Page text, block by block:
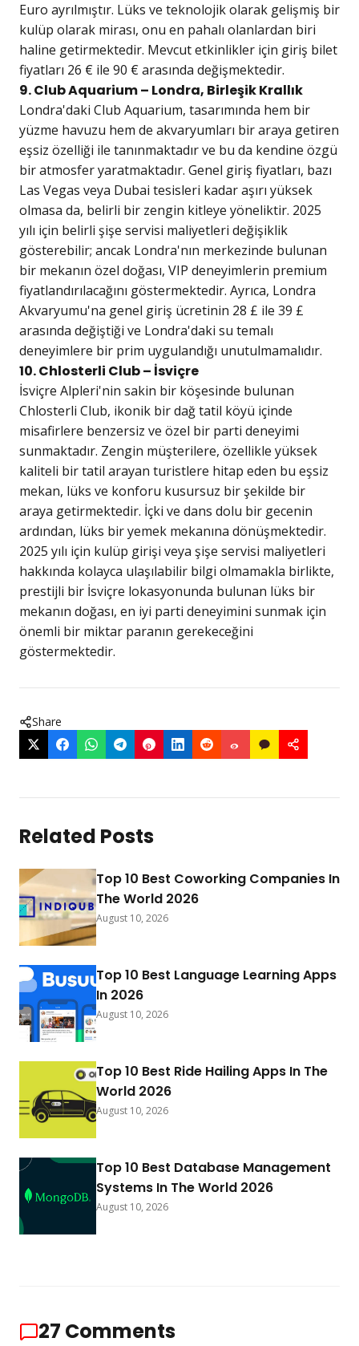
Euro ayrılmıştır. Lüks ve teknolojik olarak gelişmiş bir
kulüp olarak mirası, onu en pahalı olanlardan biri
haline getirmektedir. Mevcut etkinlikler için giriş bilet
fiyatları 26 € ile 90 € arasında değişmektedir.
9. Club Aquarium – Londra, Birleşik Krallık
Londra'daki Club Aquarium, tasarımında hem bir
yüzme havuzu hem de akvaryumları bir araya getiren
eşsiz özelliği ile tanınmaktadır ve bu da kendine özgü
bir atmosfer yaratmaktadır. Genel giriş fiyatları, bazı
Las Vegas veya Dubai tesisleri kadar aşırı yüksek
olmasa da, belirli bir zengin kitleye yöneliktir. 2025
yılı için belirli şişe servisi maliyetleri değişiklik
gösterebilir; ancak Londra'nın merkezinde bulunan
bir mekanın özel doğası, VIP deneyimlerin premium
fiyatlandırılacağını göstermektedir. Ayrıca, Londra
Akvaryumu'na genel giriş ücretinin 28 £ ile 39 £
arasında değiştiği ve Londra'daki su temalı
deneyimlere bir prim uygulandığı unutulmamalıdır.
10. Chlosterli Club – İsviçre
İsviçre Alpleri'nin sakin bir köşesinde bulunan
Chlosterli Club, ikonik bir dağ tatil köyü içinde
misafirlere benzersiz ve özel bir parti deneyimi
sunmaktadır. Zengin müşterilere, özellikle yüksek
kaliteli bir tatil arayan turistlere hitap eden bu eşsiz
mekan, lüks ve konforu kusursuz bir şekilde bir
araya getirmektedir. İçki ve dans dolu bir gecenin
ardından, lüks bir yemek mekanına dönüşmektedir.
2025 yılı için kulüp girişi veya şişe servisi maliyetleri
hakkında kolayca ulaşılabilir bilgi olmamakla birlikte,
prestijli bir İsviçre lokasyonunda bulunan lüks bir
mekanın doğası, en iyi parti deneyimini sunmak için
önemli bir miktar paranın gerekeceğini
göstermektedir.
Share
Related Posts
Top 10 Best Coworking Companies In
The World 2026
August 10, 2026
Top 10 Best Language Learning Apps
In 2026
August 10, 2026
Top 10 Best Ride Hailing Apps In The
World 2026
August 10, 2026
Top 10 Best Database Management
Systems In The World 2026
August 10, 2026
27 Comments